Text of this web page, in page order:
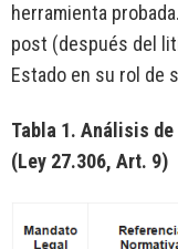
herramienta
post (después del
Estado en su rol de
Tabla 1. Análisis
(Ley 27.306, Art. 9)